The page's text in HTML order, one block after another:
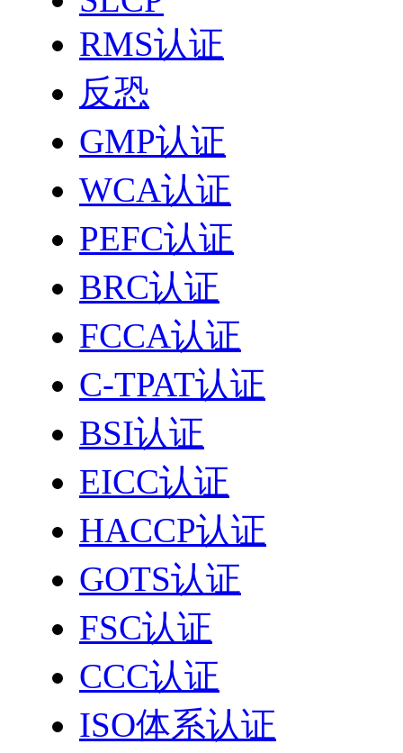
RMS认证
反恐
GMP认证
WCA认证
PEFC认证
BRC认证
FCCA认证
C-TPAT认证
BSI认证
EICC认证
HACCP认证
GOTS认证
FSC认证
CCC认证
ISO体系认证